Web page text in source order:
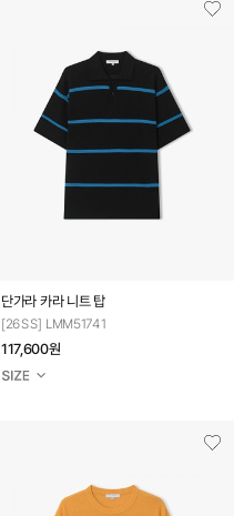
단가라 카라 니트 탑
[26SS] LMM51741
117,600원